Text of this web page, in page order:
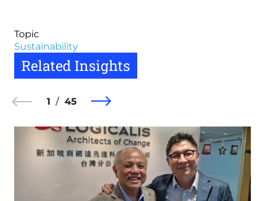
Topic
Sustainability
Related Insights
1 45